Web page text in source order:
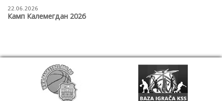
22.06.2026
Камп Калемегдан 2026